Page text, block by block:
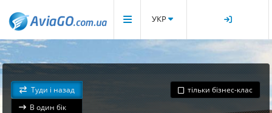
УКР
Туди і назад
В один бік
тільки бізнес-клас